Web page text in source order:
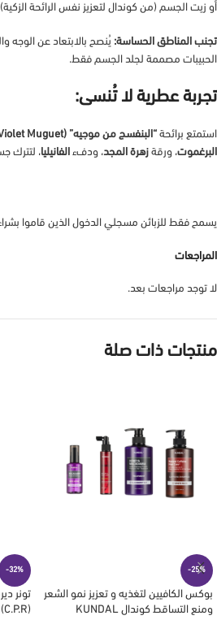
أو زيت الجسم (من كوندال لتعزيز نفس الرائحة
تجنب المناطق الحساسة: يُنصح بالابتعاد عن الوجه
الحبيبات مصممة لجلد الجسم فقط.
تجربة عطرية لا تُنسى:
استمتع برائحة “البنفسج من موجيه” (Violet Muguet)
البرغموت، ورقة زهرة المجد، ودفء الفانيليا، لتترك
المراجعات
لا توجد مراجعات بعد.
يسمح فقط للزبائن مسجلي الدخول الذين قاموا
منتجات ذات صلة
-25%
بوكس الكافيين لتغذيه و تعزيز نمو الشعر
ومنع التساقط كوندال KUNDAL
-32%
تونر
(C.P.R) 200 مل من كوندال KUNDAL